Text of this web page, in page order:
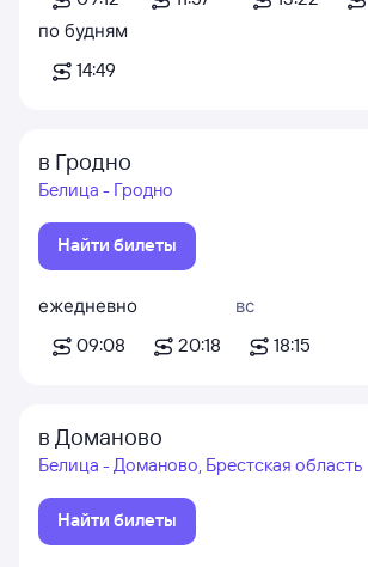
по будням
14:49
в Гродно
Белица - Гродно
Найти билеты
ежедневно
09:08
20:18
вс
18:15
в Доманово
Белица - Доманово, Брестская область
Найти билеты